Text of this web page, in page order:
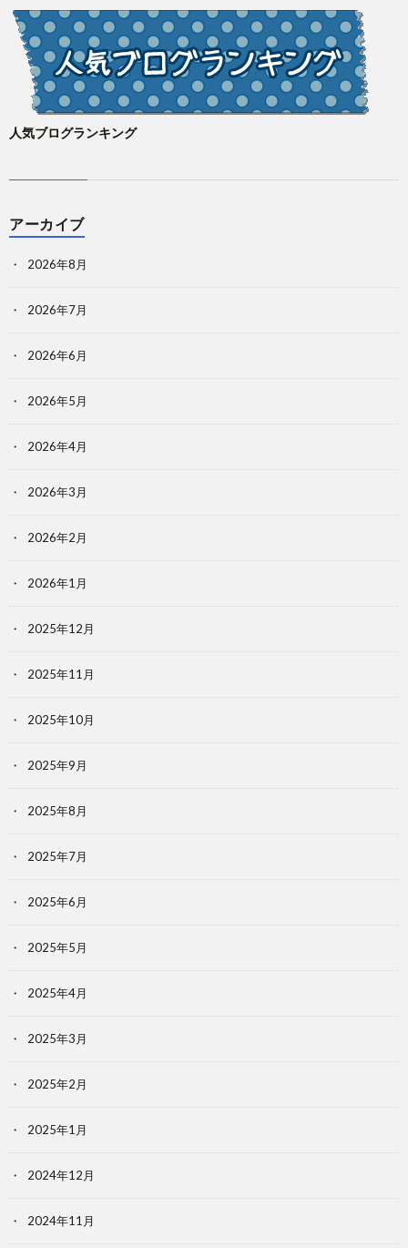
人気ブログランキング
アーカイブ
2026年8月
2026年7月
2026年6月
2026年5月
2026年4月
2026年3月
2026年2月
2026年1月
2025年12月
2025年11月
2025年10月
2025年9月
2025年8月
2025年7月
2025年6月
2025年5月
2025年4月
2025年3月
2025年2月
2025年1月
2024年12月
2024年11月